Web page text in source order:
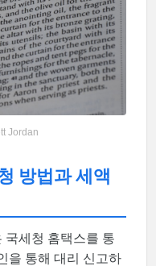
Jordan
방법과 세액
국세청 홈택스를 통
을 통해 대리 신고하